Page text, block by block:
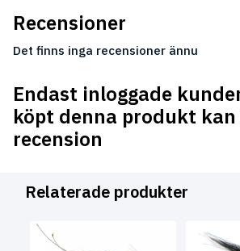
Recensioner
Det finns inga recensioner ännu
Endast inloggade
köpt denna produkt kan
recension
Relaterade produkter